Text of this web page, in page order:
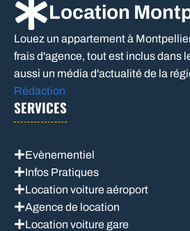
Location
Louez un appartement à
frais d'agence, tout est inclus dans
aussi un média d'actualité de la
Rédaction
SERVICES
Evènementiel
Infos Pratiques
Location voiture aéroport
Agence de location
Location voiture gare